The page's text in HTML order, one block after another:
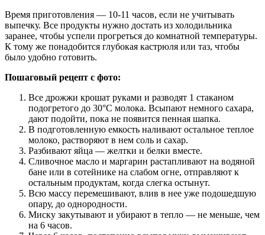
Время приготовления — 10-11 часов, если не учитывать
выпечку. Все продукты нужно достать из холодильника
заранее, чтобы успели прогреться до комнатной температуры.
К тому же понадобится глубокая кастрюля или таз, чтобы
было удобно готовить.
Пошаговый рецепт с фото:
Все дрожжи крошат руками и разводят 1 стаканом
подогретого до 30°С молока. Всыпают немного сахара,
дают подойти, пока не появится пенная шапка.
В подготовленную емкость наливают остальное теплое
молоко, растворяют в нем соль и сахар.
Разбивают яйца — желтки и белки вместе.
Сливочное масло и маргарин растапливают на водяной
бане или в сотейнике на слабом огне, отправляют к
остальным продуктам, когда слегка остынут.
Всю массу перемешивают, влив в нее уже подошедшую
опару, до однородности.
Миску закутывают и убирают в тепло — не меньше, чем
на 6 часов.